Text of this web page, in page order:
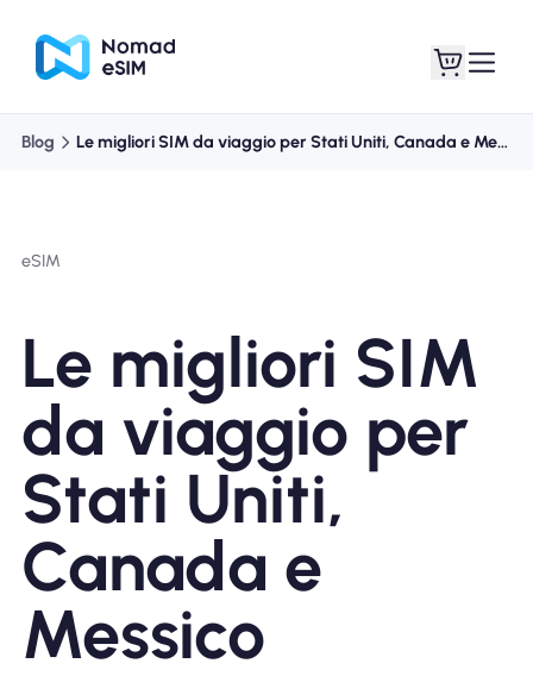
Acquista piani
Informazioni sull'eSIM
Perché l'eSIM Nomad
Utilizzando una eSIM
Blog Le migliori SIM da viaggio per Stati Uniti, Canada e Messico
eSIM
Le migliori SIM
da viaggio per
Stati Uniti,
Canada e
Messico